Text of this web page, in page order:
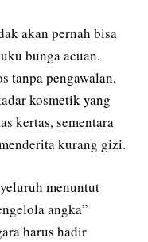
akan pernah bisa
bunga acuan.
tanpa pengawalan,
kosmetik yang
kertas, sementara
kurang gizi.
menuntut
angka”
harus hadir